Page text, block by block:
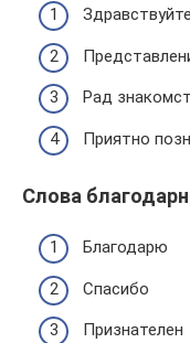
Здравствуйте
Рад
Приятно
Слова
Благодарю
Спасибо
Признателен